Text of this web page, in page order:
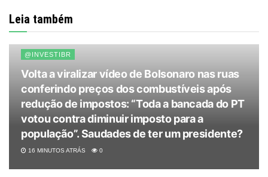
Leia também
@INVESTIBR
Volta a viralizar vídeo de Bolsonaro nas ruas
conferindo preços dos combustíveis após
redução de impostos: “Toda a bancada do PT
votou contra diminuir imposto para a
população”. Saudades de ter um presidente?
16 MINUTOS ATRÁS 0